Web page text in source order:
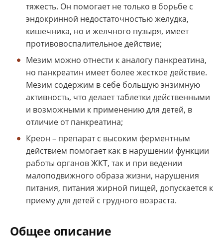
тяжесть. Он помогает не только в борьбе с
эндокринной недостаточностью желудка,
кишечника, но и желчного пузыря, имеет
противовоспалительное действие;
Мезим можно отнести к аналогу панкреатина,
но панкреатин имеет более жесткое действие.
Мезим содержим в себе большую энзимную
активность, что делает таблетки действенными
и возможными к применению для детей, в
отличие от панкреатина;
Креон – препарат с высоким ферментным
действием помогает как в нарушении функции
работы органов ЖКТ, так и при ведении
малоподвижного образа жизни, нарушения
питания, питания жирной пищей, допускается к
приему для детей с грудного возраста.
Общее описание